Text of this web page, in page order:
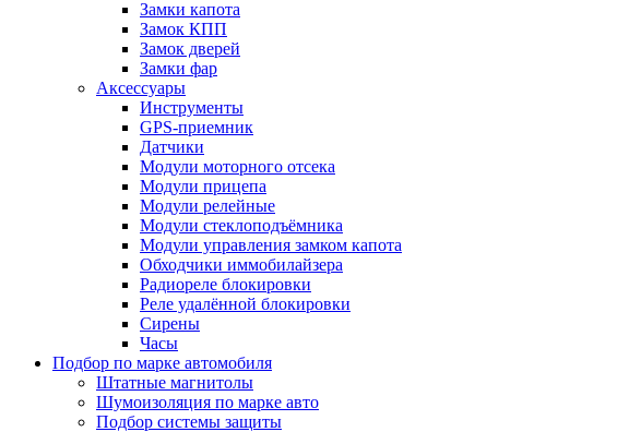
Замки капота
Замок КПП
Замок дверей
Замки фар
Аксессуары
Инструменты
GPS-приемник
Датчики
Модули моторного отсека
Модули прицепа
Модули релейные
Модули стеклоподъёмника
Модули управления замком капота
Обходчики иммобилайзера
Радиореле блокировки
Реле удалённой блокировки
Сирены
Часы
Подбор по марке автомобиля
Штатные магнитолы
Шумоизоляция по марке авто
Подбор системы защиты